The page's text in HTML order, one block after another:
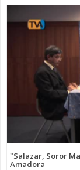
"Salazar, Soror
Amadora